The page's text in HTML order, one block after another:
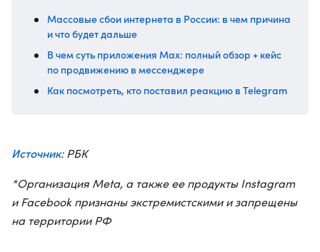
Массовые сбои интернета в России: в чем причина
и что будет дальше
В чем суть приложения Max: полный обзор + кейс
по продвижению в мессенджере
Как посмотреть, кто поставил реакцию в Telegram
Источник: РБК
*Организация Meta, а также ее продукты Instagram
и Facebook признаны экстремистскими и запрещены
на территории РФ